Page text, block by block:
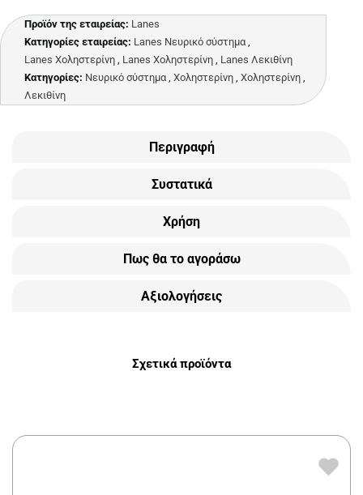
Προϊόν της εταιρείας: Lanes
Κατηγορίες εταιρείας: Lanes Νευρικό σύστημα,
Lanes Χοληστερίνη , Lanes Χοληστερίνη , Lanes Λεκιθίνη
Κατηγορίες: Νευρικό σύστημα, Χοληστερίνη , Χοληστερίνη ,
Λεκιθίνη
Περιγραφή
Συστατικά
Χρήση
Πως θα το αγοράσω
Αξιολογήσεις
Σχετικά προϊόντα